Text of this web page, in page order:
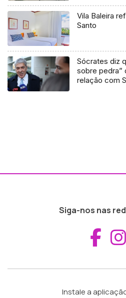
Vila Baleira
Santo
Sócrates diz
sobre pedra”
relação com
Siga-nos nas
Instale a